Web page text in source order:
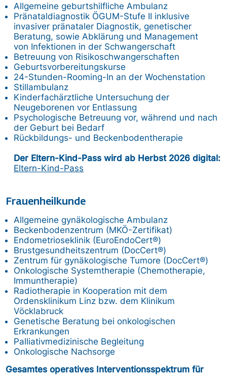
Allgemeine geburtshilfliche Ambulanz
Pränataldiagnostik ÖGUM-Stufe II inklusive
invasiver pränataler Diagnostik, genetischer
Beratung, sowie Abklärung und Management
von Infektionen in der Schwangerschaft
Betreuung von Risikoschwangerschaften
Geburtsvorbereitungskurse
24-Stunden-Rooming-In an der Wochenstation
Stillambulanz
Kinderfachärztliche Untersuchung der
Neugeborenen vor Entlassung
Psychologische Betreuung vor, während und nach
der Geburt bei Bedarf
Rückbildungs- und Beckenbodentherapie
Der Eltern-Kind-Pass wird ab Herbst 2026 digital:
Eltern-Kind-Pass
Frauenheilkunde
Allgemeine gynäkologische Ambulanz
Beckenbodenzentrum (MKÖ-Zertifikat)
Endometrioseklinik (EuroEndoCert®)
Brustgesundheitszentrum (DocCert®)
Zentrum für gynäkologische Tumore (DocCert®)
Onkologische Systemtherapie (Chemotherapie,
Immuntherapie)
Radiotherapie in Kooperation mit dem
Ordensklinikum Linz bzw. dem Klinikum
Vöcklabruck
Genetische Beratung bei onkologischen
Erkrankungen
Palliativmedizinische Begleitung
Onkologische Nachsorge
Gesamtes operatives Interventionsspektrum für